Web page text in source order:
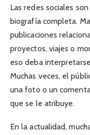
Las redes sociales
biografía completa.
publicaciones
proyectos, viajes o
eso deba
Muchas veces, el
una foto o un
que se le atribuye.
En la actualidad,